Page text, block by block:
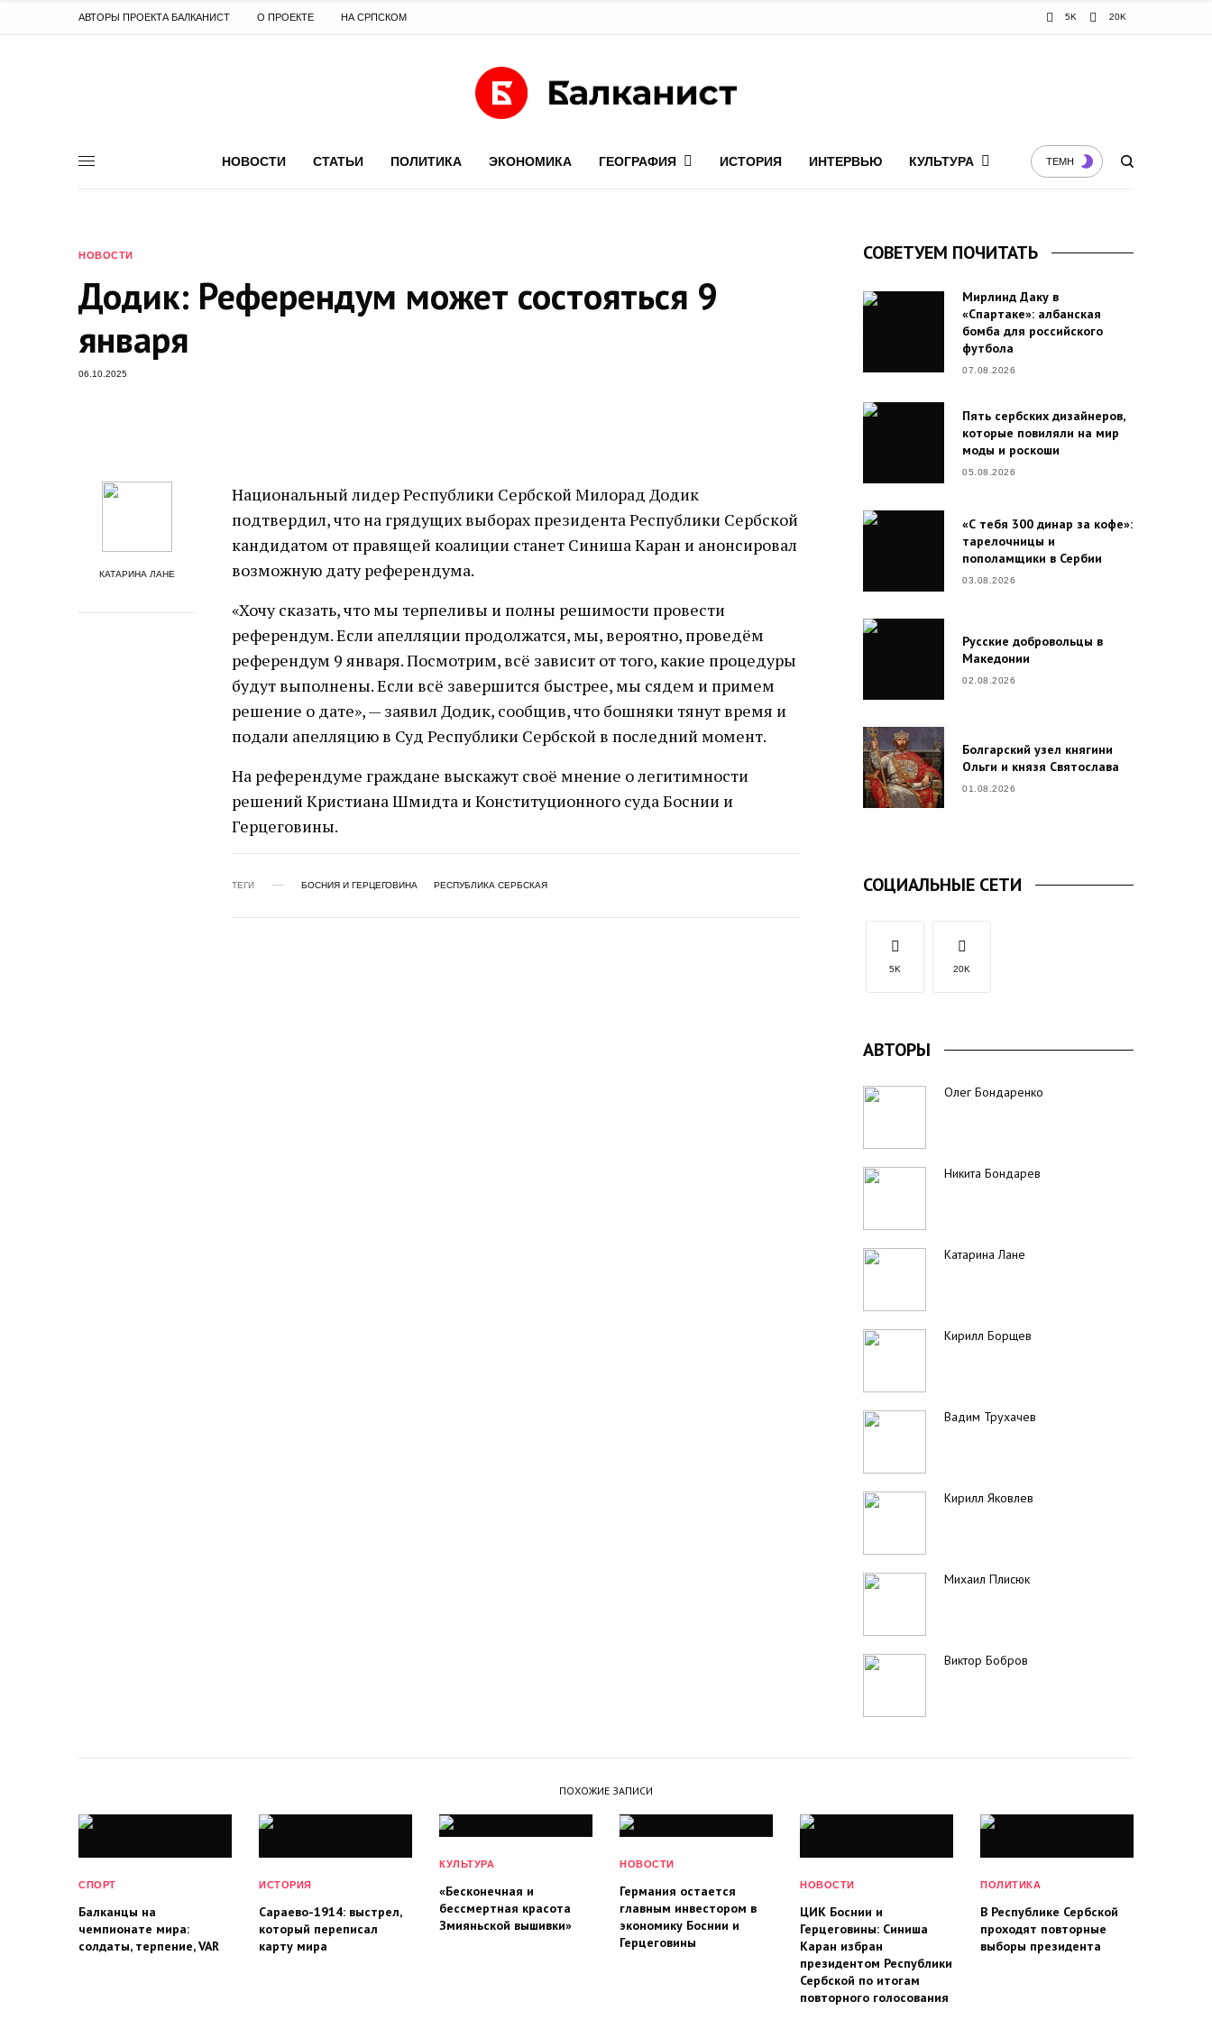
АВТОРЫ ПРОЕКТА БАЛКАНИСТ О ПРОЕКТЕ НА СРПСКОМ 5K 20K
НОВОСТИ СТАТЬИ ПОЛИТИКА ЭКОНОМИКА ГЕОГРАФИЯ ИСТОРИЯ ИНТЕРВЬЮ КУЛЬТУРА ТЕМН
НОВОСТИ
Додик: Референдум может состояться 9
января
06.10.2025
КАТАРИНА ЛАНЕ
Национальный лидер Республики Сербской Милорад Додик
подтвердил, что на грядущих выборах президента Республики Сербской
кандидатом от правящей коалиции станет Синиша Каран и анонсировал
возможную дату референдума.
«Хочу сказать, что мы терпеливы и полны решимости провести
референдум. Если апелляции продолжатся, мы, вероятно, проведём
референдум 9 января. Посмотрим, всё зависит от того, какие процедуры
будут выполнены. Если всё завершится быстрее, мы сядем и примем
решение о дате», — заявил Додик, сообщив, что бошняки тянут время и
подали апелляцию в Суд Республики Сербской в последний момент.
На референдуме граждане выскажут своё мнение о легитимности
решений Кристиана Шмидта и Конституционного суда Боснии и
Герцеговины.
ТЕГИ БОСНИЯ И ГЕРЦЕГОВИНА РЕСПУБЛИКА СЕРБСКАЯ
СОВЕТУЕМ ПОЧИТАТЬ
Мирлинд Даку в
«Спартаке»: албанская
бомба для российского
футбола
07.08.2026
Пять сербских дизайнеров,
которые повиляли на мир
моды и роскоши
05.08.2026
«С тебя 300 динар за кофе»:
тарелочницы и
пополамщики в Сербии
03.08.2026
Русские добровольцы в
Македонии
02.08.2026
Болгарский узел княгини
Ольги и князя Святослава
01.08.2026
СОЦИАЛЬНЫЕ СЕТИ
5K 20K
АВТОРЫ
Олег Бондаренко
Никита Бондарев
Катарина Лане
Кирилл Борщев
Вадим Трухачев
Кирилл Яковлев
Михаил Плисюк
Виктор Бобров
ПОХОЖИЕ ЗАПИСИ
СПОРТ
Балканцы на
чемпионате мира:
солдаты, терпение, VAR
ИСТОРИЯ
Сараево-1914: выстрел,
который переписал
карту мира
КУЛЬТУРА
«Бесконечная и
бессмертная красота
Змияньской вышивки»
НОВОСТИ
Германия остается
главным инвестором в
экономику Боснии и
Герцеговины
НОВОСТИ
ЦИК Боснии и
Герцеговины: Синиша
Каран избран
президентом Республики
Сербской по итогам
повторного голосования
ПОЛИТИКА
В Республике Сербской
проходят повторные
выборы президента